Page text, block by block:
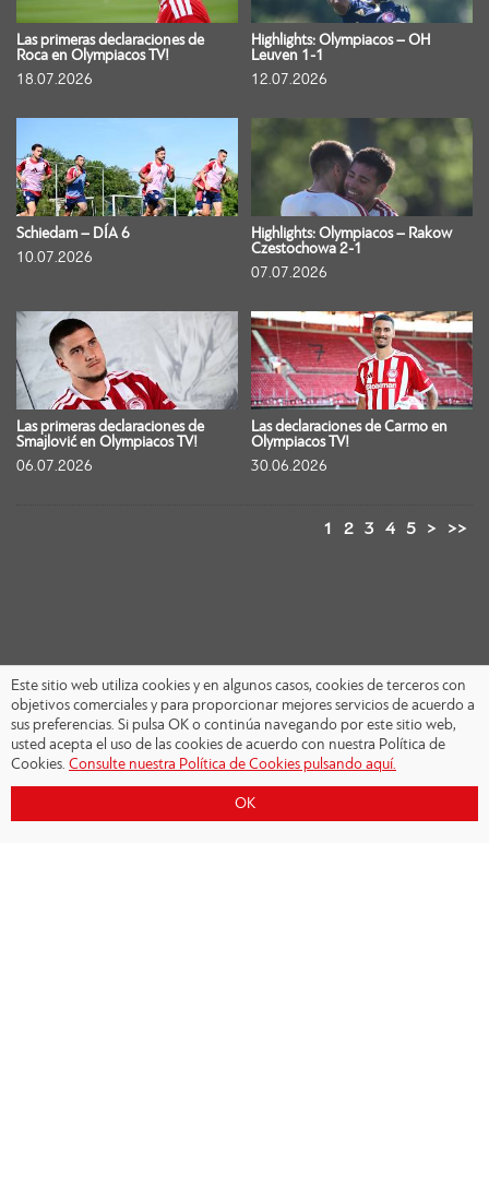
Las primeras declaraciones de
Roca en Olympiacos TV!
18.07.2026
Highlights: Olympiacos – OH
Leuven 1-1
12.07.2026
Schiedam – DÍA 6
10.07.2026
Highlights: Olympiacos – Rakow
Czestochowa 2-1
07.07.2026
Las primeras declaraciones de
Smajlović en Olympiacos TV!
06.07.2026
Las declaraciones de Carmo en
Olympiacos TV!
30.06.2026
1 2 3 4 5 > >>
Este sitio web utiliza cookies y en algunos casos, cookies de terceros con
objetivos comerciales y para proporcionar mejores servicios de acuerdo a
sus preferencias. Si pulsa OK o continúa navegando por este sitio web,
usted acepta el uso de las cookies de acuerdo con nuestra Política de
Cookies. Consulte nuestra Política de Cookies pulsando aquí.
OK